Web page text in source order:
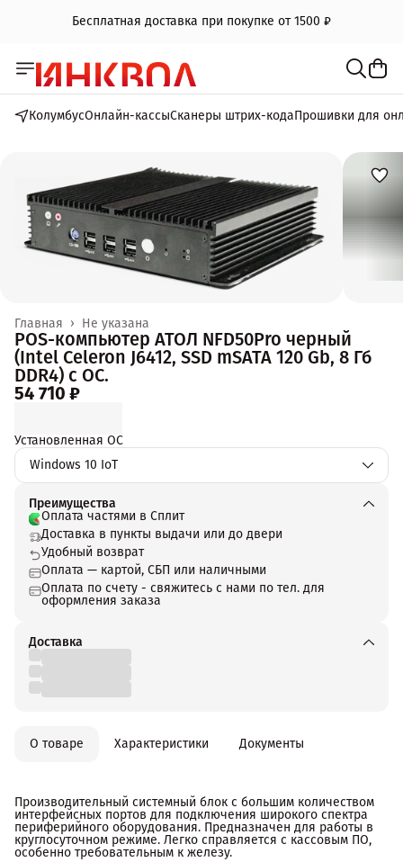
Бесплатная доставка при покупке от 1500 ₽
КолумбусОнлайн-кассыСканеры штрих-кодаПрошивки для
Не указана
Главная ›
POS-компьютер АТОЛ NFD50Pro черный
(Intel Celeron J6412, SSD mSATA 120 Gb, 8 Гб
DDR4) с ОС.
54 710 ₽
Установленная ОС
Windows 10 IoT
Преимущества
Оплата частями в Сплит
Доставка в пункты выдачи или до двери
Удобный возврат
Оплата — картой, СБП или наличными
Оплата по счету - свяжитесь с нами по тел. для
оформления заказа
Доставка
О товаре Характеристики Документы
Производительный системный блок с большим количеством
интерфейсных портов для подключения широкого спектра
периферийного оборудования. Предназначен для работы в
круглосуточном режиме. Легко справляется с кассовым ПО,
особенно требовательным к железу.